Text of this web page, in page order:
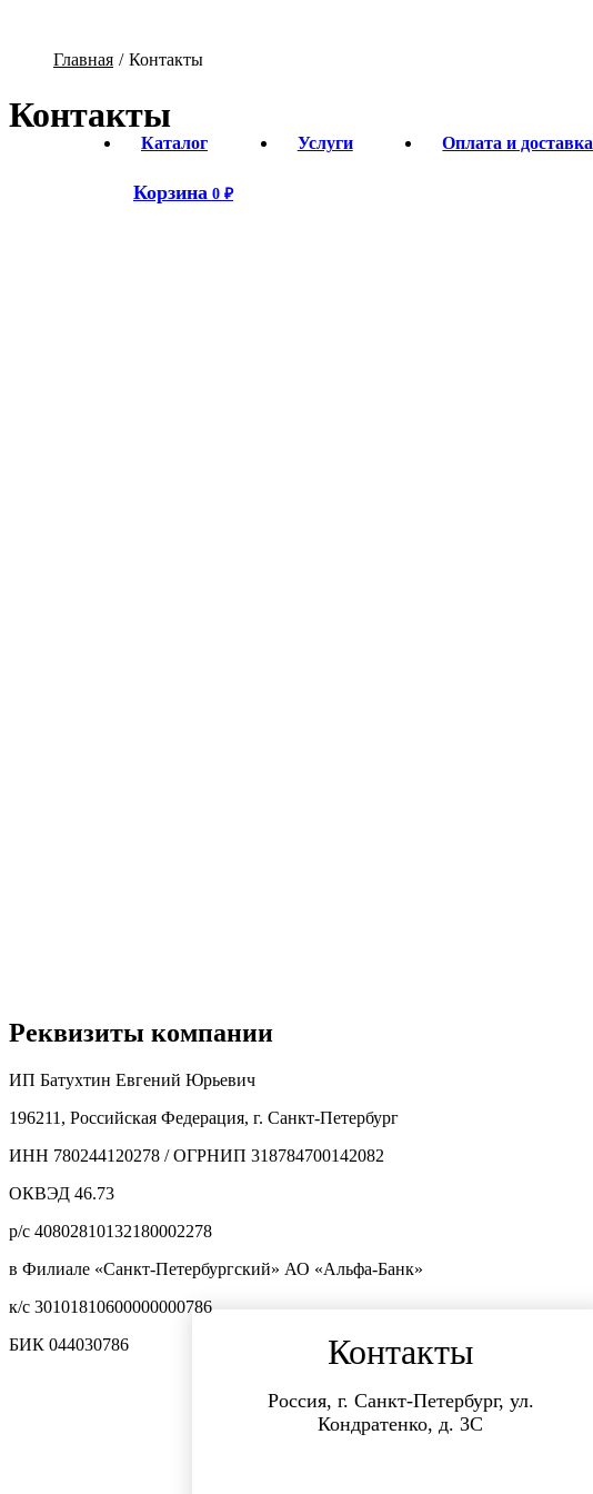
Каталог Услуги Оплата и доставка
Корзина 0 ₽
Главная / Контакты
Контакты
Реквизиты компании
ИП Батухтин Евгений Юрьевич
196211, Российская Федерация, г. Санкт-Петербург
ИНН 780244120278 / ОГРНИП 318784700142082
ОКВЭД 46.73
р/с 40802810132180002278
в Филиале «Санкт-Петербургский» АО «Альфа-Банк»
к/с 30101810600000000786
БИК 044030786
Контакты
Россия, г. Санкт-Петербург, ул.
Кондратенко, д. 3С